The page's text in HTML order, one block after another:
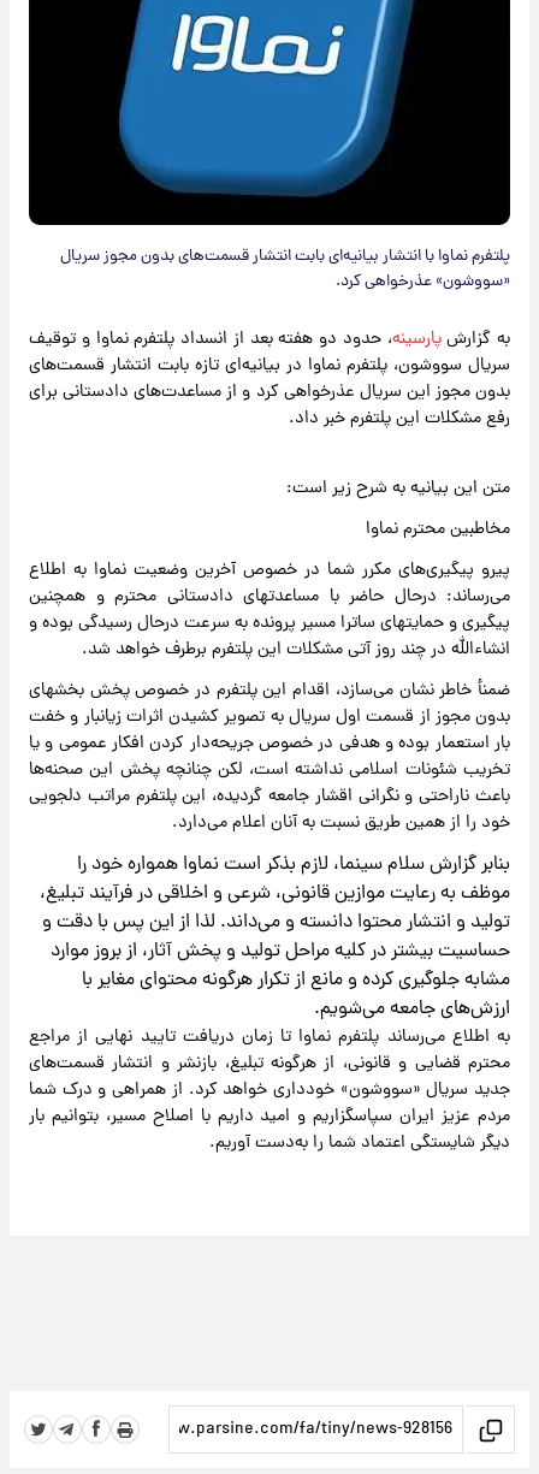
​پلتفرم نماوا با انتشار بیانیه‌ای بابت انتشار قسمت‌های بدون مجوز سریال
«سووشون» عذرخواهی کرد.
به گزارشپارسینه، حدود دو هفته بعد از انسداد پلتفرم نماوا و توقیف
سریال سووشون، پلتفرم نماوا در بیانیه‌ای تازه بابت انتشار قسمت‌های
بدون مجوز این سریال عذرخواهی کرد و از مساعدت‌های دادستانی برای
رفع مشکلات این پلتفرم خبر داد.
متن این بیانیه به شرح زیر است:
مخاطبین محترم نماوا
پیرو پیگیرى‌هاى مکرر شما در خصوص آخرین وضعیت نماوا به اطلاع
می‌رساند: درحال حاضر با مساعدتهاى دادستانى محترم و همچنین
پیگیرى و حمایتهاى ساترا مسیر پرونده به سرعت درحال رسیدگى بوده و
انشاءالله در چند روز آتى مشکلات این پلتفرم برطرف خواهد شد.
ضمنأ خاطر نشان می‌سازد، اقدام این پلتفرم در خصوص پخش بخشهاى
بدون مجوز از قسمت اول سریال به تصویر کشیدن اثرات زیانبار و خفت
بار استعمار بوده و هدفى در خصوص جریحه‌دار کردن افکار عمومى و یا
تخریب شئونات اسلامى نداشته است، لکن چنانچه پخش این صحنه‌ها
باعث ناراحتى و نگرانى اقشار جامعه گردیده، این پلتفرم مراتب دلجویى
خود را از همین طریق نسبت به آنان اعلام می‌دارد.
بنابر گزارش سلام سینما، لازم بذکر است نماوا همواره خود را
موظف به رعایت موازین قانونی، شرعی و اخلاقی در فرآیند تبلیغ،
تولید و انتشار محتوا دانسته و می‌داند. لذا از این پس با دقت و
حساسیت بیشتر در کلیه مراحل تولید و پخش آثار، از بروز موارد
مشابه جلوگیری کرده و مانع از تکرار هرگونه محتوای مغایر با
ارزش‌های جامعه می‌شویم.
به اطلاع می‌رساند پلتفرم نماوا تا زمان دریافت تایید نهایی از مراجع
محترم قضایی و قانونی، از هرگونه تبلیغ، بازنشر و انتشار قسمت‌های
جدید سریال «سووشون» خودداری خواهد کرد. از همراهی و درک شما
مردم عزیز ایران سپاسگزاریم و امید داریم با اصلاح مسیر، بتوانیم بار
دیگر شایستگی اعتماد شما را به‌دست آوریم.